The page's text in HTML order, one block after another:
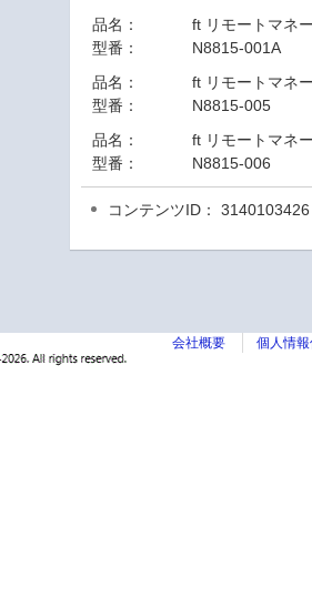
品名：
ft リモートマネ
型番：
N8815-001A
品名：
ft リモートマネ
型番：
N8815-005
品名：
ft リモートマネ
型番：
N8815-006
コンテンツID： 3140103426
会社概要 個人情